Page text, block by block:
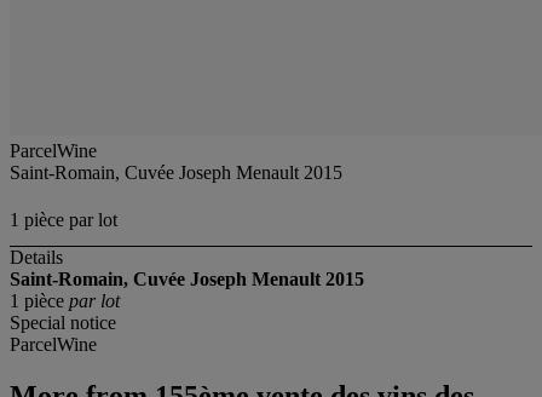
ParcelWine
Saint-Romain, Cuvée Joseph Menault 2015
1 pièce par lot
Details
Saint-Romain, Cuvée Joseph Menault 2015
1 pièce par lot
Special notice
ParcelWine